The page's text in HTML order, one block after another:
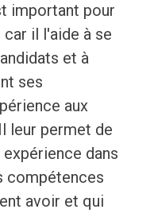
important pour
il l'aide à se
et à
ses
aux
leur permet de
dans
compétences
avoir et qui